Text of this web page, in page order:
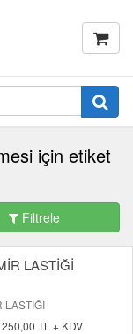
için etiket
Filtrele
LASTİĞİ
LASTİĞİ
250,00 TL + KDV